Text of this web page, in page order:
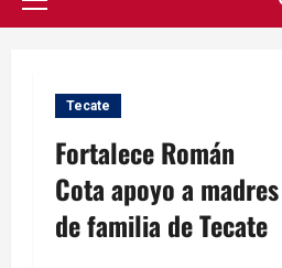
Menú
Tecate
Fortalece Román
Cota apoyo a madres
de familia de Tecate